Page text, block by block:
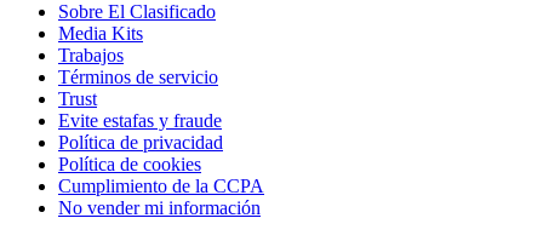
Sobre El Clasificado
Media Kits
Trabajos
Términos de servicio
Trust
Evite estafas y fraude
Política de privacidad
Política de cookies
Cumplimiento de la CCPA
No vender mi información